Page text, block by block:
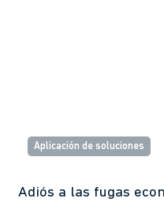
Aplicación de soluciones
Adiós a las fugas